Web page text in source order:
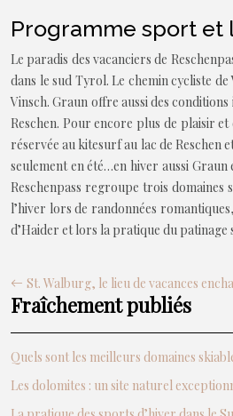
Programme sport et
Le paradis des vacanciers de
dans le sud Tyrol. Le chemin cycliste
Vinsch. Graun offre aussi des
Reschen. Pour encore plus de plaisir
réservée au kitesurf au lac de Reschen
seulement en été…en hiver aussi Graun
Reschenpass regroupe trois domaines
l’hiver lors de randonnées
d’Haider et lors la pratique du patinage
St. Walburg, le lieu de vacances
Fraîchement publiés
Quels sont les meilleurs domaines
Les dolomites : un site naturel